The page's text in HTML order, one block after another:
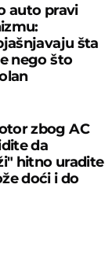
auto pravi
šta
nego što
zbog AC
da
hitno uradite
doći i do